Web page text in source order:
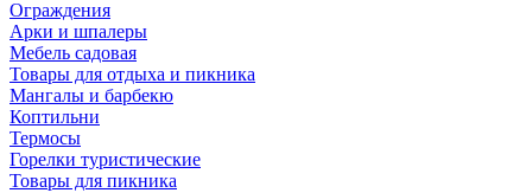
Ограждения
Арки и шпалеры
Мебель садовая
Товары для отдыха и пикника
Мангалы и барбекю
Коптильни
Термосы
Горелки туристические
Товары для пикника